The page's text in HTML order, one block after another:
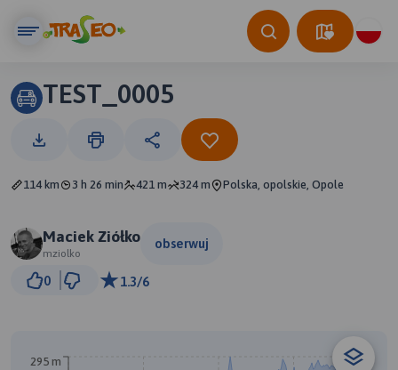
TEST_0005
114 km 3 h 26 min 421 m 324 m Polska, opolskie, Opole
Maciek Ziółko
mziolko
obserwuj
0 1.3/6
295 m